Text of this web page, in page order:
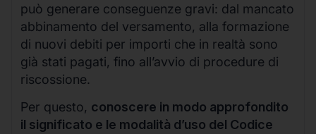
può generare conseguenze gravi: dal mancato
abbinamento del versamento, alla formazione
di nuovi debiti per importi che in realtà sono
già stati pagati, fino all’avvio di procedure di
riscossione.
Per questo, conoscere in modo approfondito
il significato e le modalità d’uso del Codice